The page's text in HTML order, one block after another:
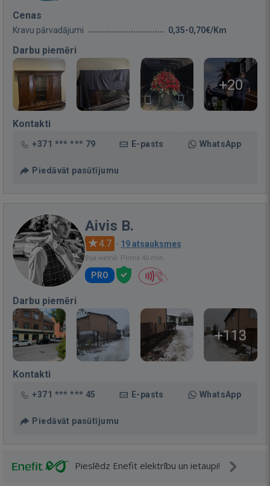
Cenas
Kravu pārvadājumi 0,35-0,70€/Km
Darbu piemēri
+20
Kontakti
+371 *** *** 79 E-pasts WhatsApp
Piedāvāt pasūtījumu
Aivis B.
4.7 · 19 atsauksmes
Bija vietnē: Pirms 40 min.
PRO
Darbu piemēri
+113
Kontakti
+371 *** *** 45 E-pasts WhatsApp
Piedāvāt pasūtījumu
Pieslēdz Enefit elektrību un ietaupi!